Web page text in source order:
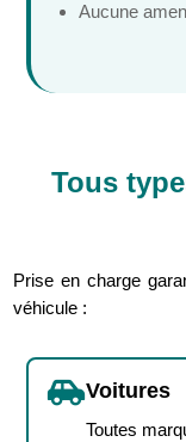
Aucune
Tous
Prise en charge
véhicule :
Voitures
Toutes